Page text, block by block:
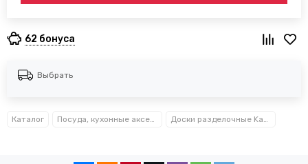
62 бонуса
Выбрать
Каталог Посуда, кухонные аксессуары и принадлежности TM Kamille TM Ofenbach Доски разделочные Kamille™